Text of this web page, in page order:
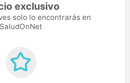
exclusivo
solo lo encontrarás en
SaludOnNet